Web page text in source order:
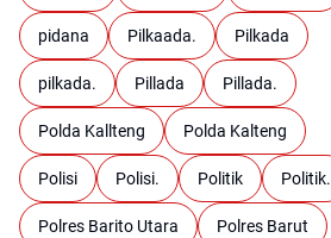
pidana Pilkaada. Pilkada
pilkada. Pillada Pillada.
Polda Kallteng Polda Kalteng
Polisi Polisi. Politik Politik.
Polres Barito Utara Polres Barut